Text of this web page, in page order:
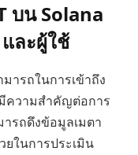
บน Solana
ละผู้ใช้
ารถในการเข้าถึง
ความสำคัญต่อการ
รถดึงข้อมูลเมตา
ยในการประเมิน